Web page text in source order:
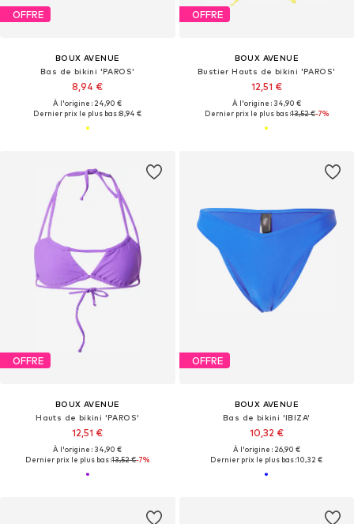
OFFRE
BOUX AVENUE
Bas de bikini 'PAROS'
8,94 €
À l'origine : 24,90 €
Dernier prix le plus bas :8,94 €
OFFRE
BOUX AVENUE
Bustier Hauts de bikini 'PAROS'
12,51 €
À l'origine : 34,90 €
Dernier prix le plus bas :13,52 €-7%
OFFRE
BOUX AVENUE
Hauts de bikini 'PAROS'
12,51 €
À l'origine : 34,90 €
Dernier prix le plus bas :13,52 €-7%
OFFRE
BOUX AVENUE
Bas de bikini 'IBIZA'
10,32 €
À l'origine : 26,90 €
Dernier prix le plus bas :10,32 €